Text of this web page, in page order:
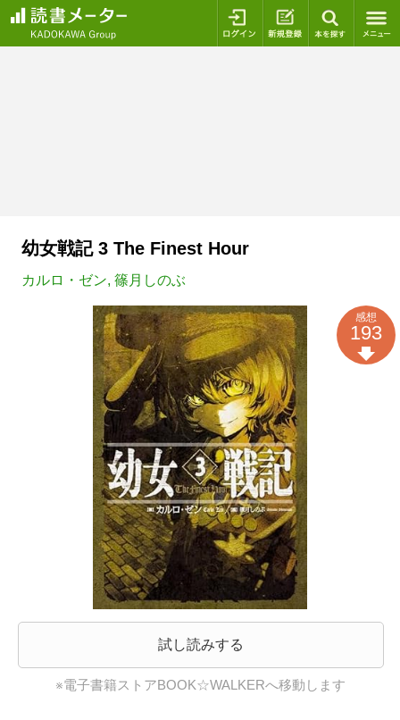
ログイン 新規登録
幼女戦記 3 The Finest Hour
カルロ・ゼン, 篠月しのぶ
試し読みする
※電子書籍ストアBOOK☆WALKERへ移動します
感想
193